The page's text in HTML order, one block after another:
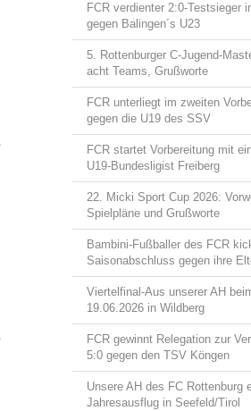
FCR verdienter 2:0-Testsieger
gegen Balingen´s U23
5. Rottenburger C-Jugend-
acht Teams, Grußworte
FCR unterliegt im zweiten
gegen die U19 des SSV
FCR startet Vorbereitung mit
U19-Bundesligist Freiberg
22. Micki Sport Cup 2026:
Spielpläne und Grußworte
Bambini-Fußballer des FCR
Saisonabschluss gegen ihre
Viertelfinal-Aus unserer AH
19.06.2026 in Wildberg
FCR gewinnt Relegation zur
5:0 gegen den TSV Köngen
Unsere AH des FC Rottenburg
Jahresausflug in Seefeld/Tirol